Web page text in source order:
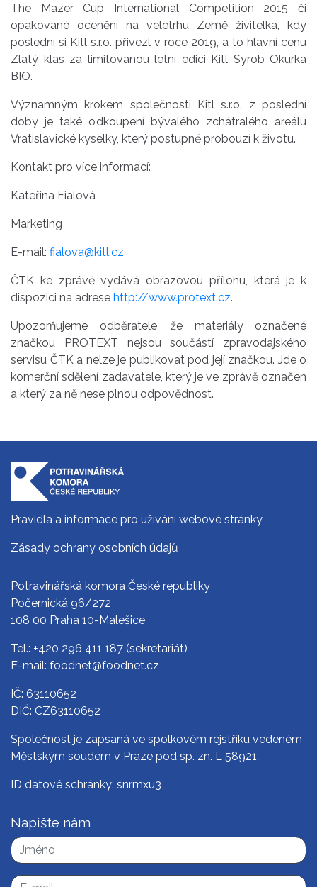
The Mazer Cup International Competition 2015 či
opakované ocenění na veletrhu Země živitelka, kdy
poslední si Kitl s.r.o. přivezl v roce 2019, a to hlavní cenu
Zlatý klas za limitovanou letní edici Kitl Syrob Okurka
BIO.
Významným krokem společnosti Kitl s.r.o. z poslední
doby je také odkoupení bývalého zchátralého areálu
Vratislavické kyselky, který postupně probouzí k životu.
Kontakt pro více informací:
Kateřina Fialová
Marketing
E-mail: fialova@kitl.cz
ČTK ke zprávě vydává obrazovou přílohu, která je k
dispozici na adrese http://www.protext.cz.
Upozorňujeme odběratele, že materiály označené
značkou PROTEXT nejsou součástí zpravodajského
servisu ČTK a nelze je publikovat pod její značkou. Jde o
komerční sdělení zadavatele, který je ve zprávě označen
a který za ně nese plnou odpovědnost.
Pravidla a informace pro užívání webové stránky
Zásady ochrany osobních údajů
Potravinářská komora České republiky
Počernická 96/272
108 00 Praha 10-Malešice
Tel.: +420 296 411 187 (sekretariát)
E-mail: foodnet@foodnet.cz
IČ: 63110652
DIČ: CZ63110652
Společnost je zapsaná ve spolkovém rejstříku vedeném
Městským soudem v Praze pod sp. zn. L 58921.
ID datové schránky: snrmxu3
Napište nám